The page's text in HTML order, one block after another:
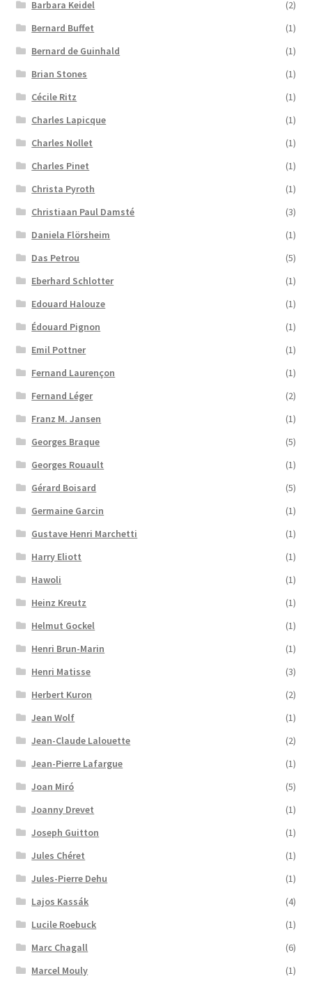
Barbara Keidel
(2)
Bernard Buffet
(1)
Bernard de Guinhald
(1)
Brian Stones
(1)
Cécile Ritz
(1)
Charles Lapicque
(1)
Charles Nollet
(1)
Charles Pinet
(1)
Christa Pyroth
(1)
Christiaan Paul Damsté
(3)
Daniela Flörsheim
(1)
Das Petrou
(5)
Eberhard Schlotter
(1)
Edouard Halouze
(1)
Édouard Pignon
(1)
Emil Pottner
(1)
Fernand Laurençon
(1)
Fernand Léger
(2)
Franz M. Jansen
(1)
Georges Braque
(5)
Georges Rouault
(1)
Gérard Boisard
(5)
Germaine Garcin
(1)
Gustave Henri Marchetti
(1)
Harry Eliott
(1)
Hawoli
(1)
Heinz Kreutz
(1)
Helmut Gockel
(1)
Henri Brun-Marin
(1)
Henri Matisse
(3)
Herbert Kuron
(2)
Jean Wolf
(1)
Jean-Claude Lalouette
(2)
Jean-Pierre Lafargue
(1)
Joan Miró
(5)
Joanny Drevet
(1)
Joseph Guitton
(1)
Jules Chéret
(1)
Jules-Pierre Dehu
(1)
Lajos Kassák
(4)
Lucile Roebuck
(1)
Marc Chagall
(6)
Marcel Mouly
(1)